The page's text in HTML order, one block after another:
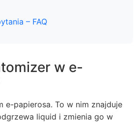
– FAQ
w e-
e-papierosa. To w nim znajduje
liquid i zmienia go w